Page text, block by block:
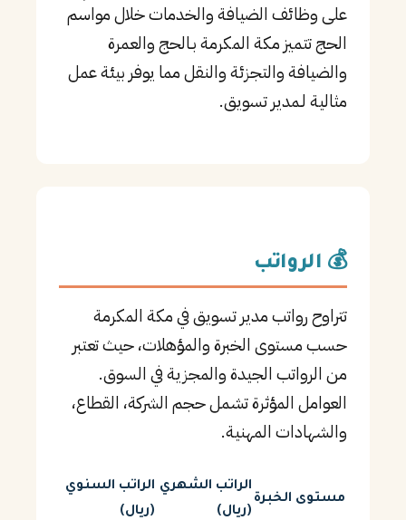
على وظائف الضيافة والخدمات خلال مواسم
الحج تتميز مكة المكرمة بـالحج والعمرة
والضيافة والتجزئة والنقل مما يوفر بيئة عمل
مثالية لـمدير تسويق.
💰 الرواتب
تتراوح رواتب مدير تسويق في مكة المكرمة
حسب مستوى الخبرة والمؤهلات، حيث تعتبر
من الرواتب الجيدة والمجزية في السوق.
العوامل المؤثرة تشمل حجم الشركة، القطاع،
والشهادات المهنية.
مستوى الخبرة
الراتب الشهري
(ريال)
الراتب السنوي
(ريال)